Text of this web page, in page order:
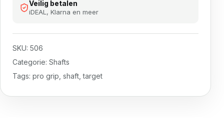
Veilig betalen
iDEAL, Klarna en meer
SKU: 506
Categorie: Shafts
Tags: pro grip, shaft,target